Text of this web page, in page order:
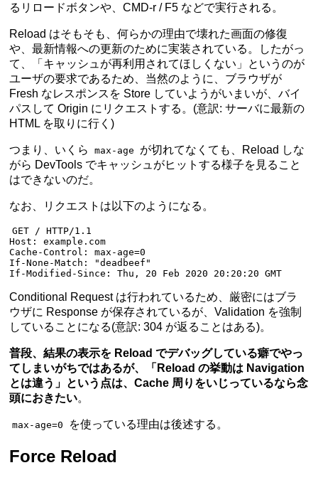
るリロードボタンや、CMD-r / F5 などで実行される。
Reload はそもそも、何らかの理由で壊れた画面の修復
や、最新情報への更新のために実装されている。したがっ
て、「キャッシュが再利用されてほしくない」というのが
ユーザの要求であるため、当然のように、ブラウザが
Fresh なレスポンスを Store していようがいまいが、バイ
パスして Origin にリクエストする。(意訳: サーバに最新の
HTML を取りに行く)
つまり、いくら max-age
が切れてなくても、Reload しな
がら DevTools でキャッシュがヒットする様子を見ること
はできないのだ。
なお、リクエストは以下のようになる。
GET / HTTP/1.1
Host :
example.com
Cache-Control :
max-age=0
If-None-Match :
"deadbeef"
If-Modified-Since : Thu, 20 Feb 2020 20:20:20 GMT
Conditional Request は行われているため、厳密にはブラ
ウザに Response が保存されているが、Validation を強制
していることになる(意訳: 304 が返ることはある)。
普段、結果の表示を Reload でデバッグしている癖でやっ
てしまいがちではあるが、「Reload の挙動は Navigation
とは違う」という点は、Cache 周りをいじっているなら念
頭におきたい。
max-age=0 を使っている理由は後述する。
Force Reload